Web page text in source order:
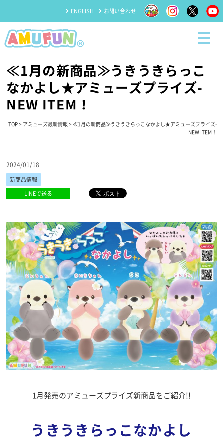
ENGLISH お問い合わせ
≪1月の新商品≫うきうきらっこ
なかよし★アミューズプライズ-
NEW ITEM！
TOP> アミューズ最新情報> ≪1月の新商品≫うきうきらっこなかよし★アミューズプライズ-
NEW ITEM！
2024/01/18
新商品情報
LINEで送る
1月発売のアミューズプライズ新商品をご紹介!!
うきうきらっこなかよし